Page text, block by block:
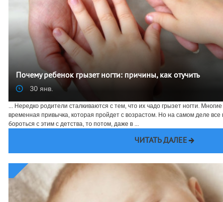
Почему ребенок грызет ногти: причины, как отучить
30 янв.
... Нередко родители сталкиваются с тем, что их чадо грызет ногти.
временная привычка, которая пройдет с возрастом. Но на самом деле все
бороться с этим с детства, то потом, даже в ...
ЧИТАТЬ ДАЛЕЕ